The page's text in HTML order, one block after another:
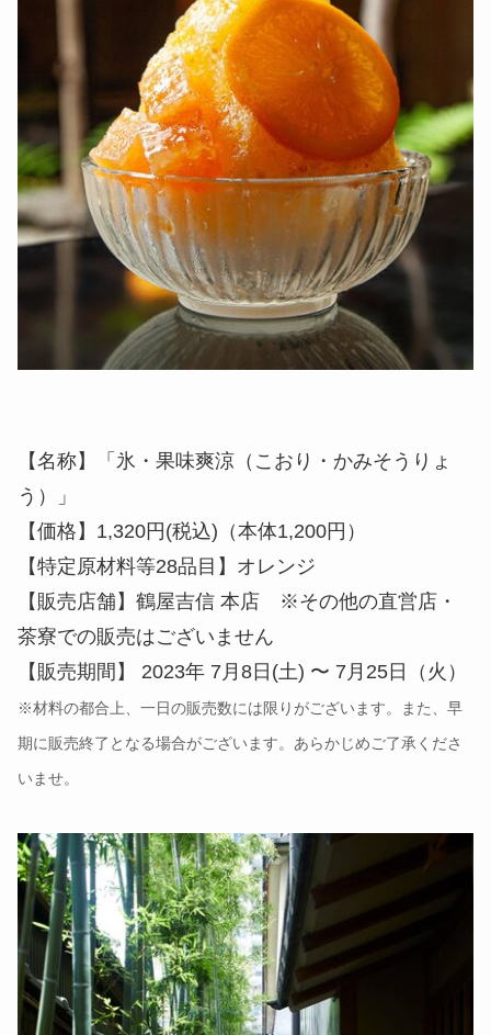
【名称】「氷・果味爽涼（こおり・かみそうりょ
う）」
【価格】1,320円(税込)（本体1,200円）
【特定原材料等28品目】オレンジ
【販売店舗】鶴屋吉信 本店 ※その他の直営店・
茶寮での販売はございません
【販売期間】 2023年 7月8日(土) 〜 7月25日（火）
※材料の都合上、一日の販売数には限りがございます。また、早
期に販売終了となる場合がございます。あらかじめご了承くださ
いませ。